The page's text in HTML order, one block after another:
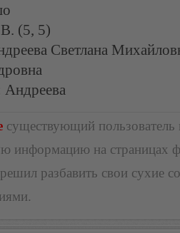
(5, 5)
Светлана
Андреева
существующий пользователь
информацию на страницах
разбавить свои сухие